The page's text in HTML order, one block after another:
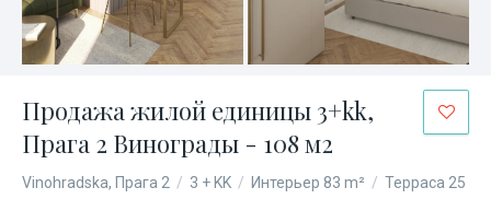
Продажа жилой единицы 3+kk,
Прага 2 Винограды - 108 м2
Vinohradska, Прага 2 / 3 + KK / Интерьер 83 m² / Терраса 25